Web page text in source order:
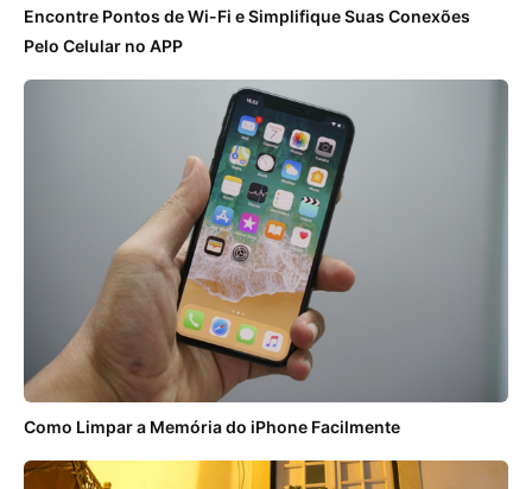
Encontre Pontos de Wi-Fi e Simplifique Suas Conexões
Pelo Celular no APP
Como Limpar a Memória do iPhone Facilmente